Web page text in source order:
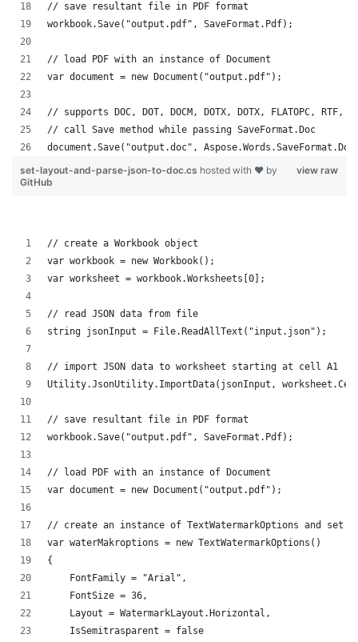
// save resultant file in PDF format
workbook.Save("output.pdf", SaveFormat.Pdf);
// load PDF with an instance of Document
var document = new Document("output.pdf");
// supports DOC, DOT, DOCM, DOTX, DOTX, FLATOPC,
// call Save method while passing SaveFormat.Doc
document.Save("output.doc",
view raw
set-layout-and-parse-json-to-doc.cs hosted with ❤ by
GitHub
// create a Workbook object
var workbook = new Workbook();
var worksheet = workbook.Worksheets[0];
// read JSON data from file
string jsonInput = File.ReadAllText("input.json");
// import JSON data to worksheet starting at cell A1
Utility.JsonUtility.ImportData(jsonInput,
// save resultant file in PDF format
workbook.Save("output.pdf", SaveFormat.Pdf);
// load PDF with an instance of Document
var document = new Document("output.pdf");
// create an instance of TextWatermarkOptions and set
var waterMakroptions = new TextWatermarkOptions()
{
    FontFamily = "Arial",
    FontSize = 36,
    Layout = WatermarkLayout.Horizontal,
    IsSemitrasparent = false